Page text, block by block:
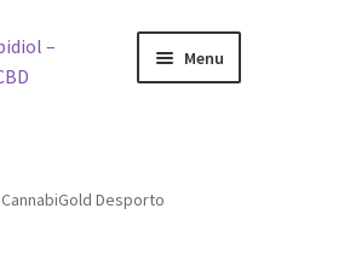
Menu
CannabiGold Desporto